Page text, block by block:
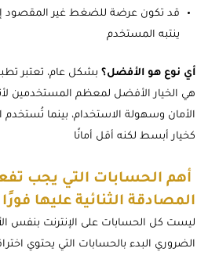
قد تكون عرضة للضغط غير المقصود
ينتبه المستخدم
أي نوع هو الأفضل؟ بشكل عام، تعتبر
هي الخيار الأفضل لمعظم المستخدمين
الأمان وسهولة الاستخدام، بينما تُستخدم
كخيار أبسط لكنه أقل أمانًا
أهم الحسابات التي يجب
المصادقة الثنائية عليها فورًا
ليست كل الحسابات على الإنترنت بنفس
الضروري البدء بالحسابات التي يحتوي